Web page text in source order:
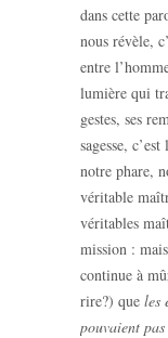
dans cette
nous révèle,
entre
lumière qui
gestes, ses
sagesse,
notre phare,
véritable
véritables
mission :
continue à
rire?) que les
pouvaient